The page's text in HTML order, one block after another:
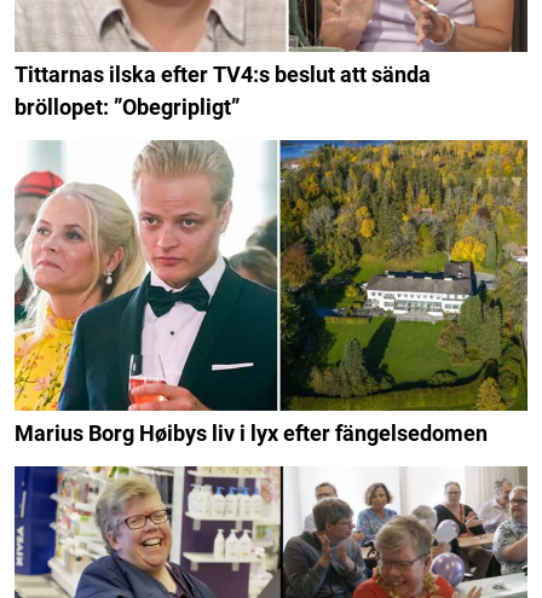
Tittarnas ilska efter TV4:s beslut att sända
bröllopet: ”Obegripligt”
Marius Borg Høibys liv i lyx efter fängelsedomen